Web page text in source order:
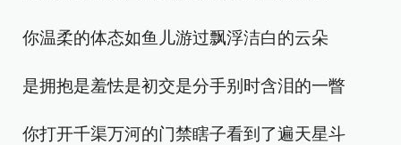
你温柔的体态如鱼儿游过飘浮洁白的云朵
是拥抱是羞怯是初交是分手别时含泪的一瞥
你打开千渠万河的门禁瞎子看到了遍天星斗